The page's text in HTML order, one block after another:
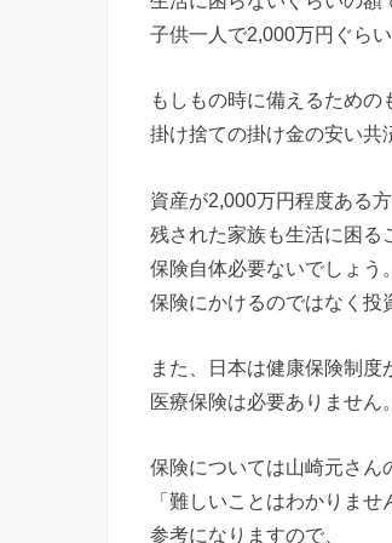
子供一人で2,000万円ぐらい
もしもの時に備えるための
掛け捨ての掛け金の安い共
資産が2,000万円程度ある
残された家族も生活に困る
保険自体必要ないでしょう。
保険にかけるのではなく投
また、日本は健康保険制度
医療保険は必要ありません。
保険については山崎元さん
「難しいことはわかりま
参考になりますので、